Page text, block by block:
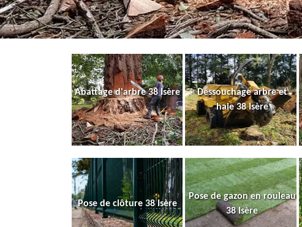
Abattage d'arbre 38 Isère
Dessouchage arbre et
haie 38 Isère
Pose de clôture 38 Isère
Pose de gazon en rouleau
38 Isère